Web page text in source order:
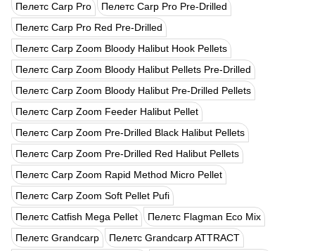
Пелетс Carp Pro
Пелетс Carp Pro Pre-Drilled
Пелетс Carp Pro Red Pre-Drilled
Пелетс Carp Zoom Bloody Halibut Hook Pellets
Пелетс Carp Zoom Bloody Halibut Pellets Pre-Drilled
Пелетс Carp Zoom Bloody Halibut Pre-Drilled Pellets
Пелетс Carp Zoom Feeder Halibut Pellet
Пелетс Carp Zoom Pre-Drilled Black Halibut Pellets
Пелетс Carp Zoom Pre-Drilled Red Halibut Pellets
Пелетс Carp Zoom Rapid Method Micro Pellet
Пелетс Carp Zoom Soft Pellet Pufi
Пелетс Catfish Mega Pellet
Пелетс Flagman Eco Mix
Пелетс Grandcarp
Пелетс Grandcarp ATTRACT